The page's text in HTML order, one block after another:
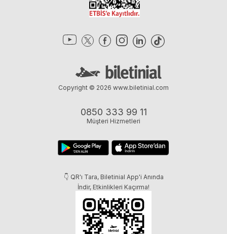
0850 333 99 11
Müşteri Hizmetleri
👇 QR'ı Tara, Biletinial App'i Anında
İndir, Etkinlikleri Kaçırma!
Copyright © 2026 www.biletinial.com